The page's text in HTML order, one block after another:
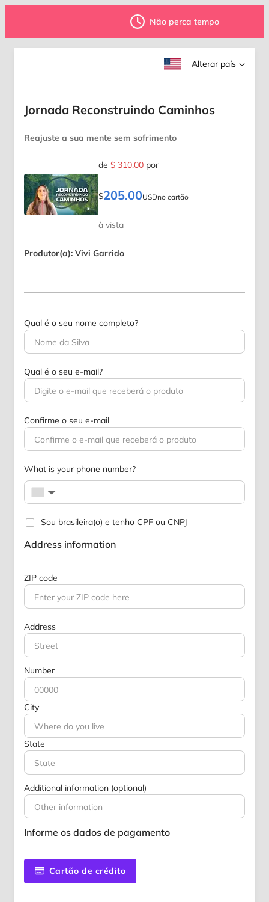
Não perca tempo
Alterar país
Jornada Reconstruindo Caminhos
Reajuste a sua mente sem sofrimento
de $ 310.00 por
$205.00USDno cartão
à vista
Produtor(a): Vivi Garrido
Qual é o seu nome completo?
Qual é o seu e-mail?
Confirme o seu e-mail
What is your phone number?
▼
Sou brasileira(o) e tenho CPF ou CNPJ
Address information
ZIP code
Address
Number
City
State
Additional information (optional)
Informe os dados de pagamento
Cartão de crédito